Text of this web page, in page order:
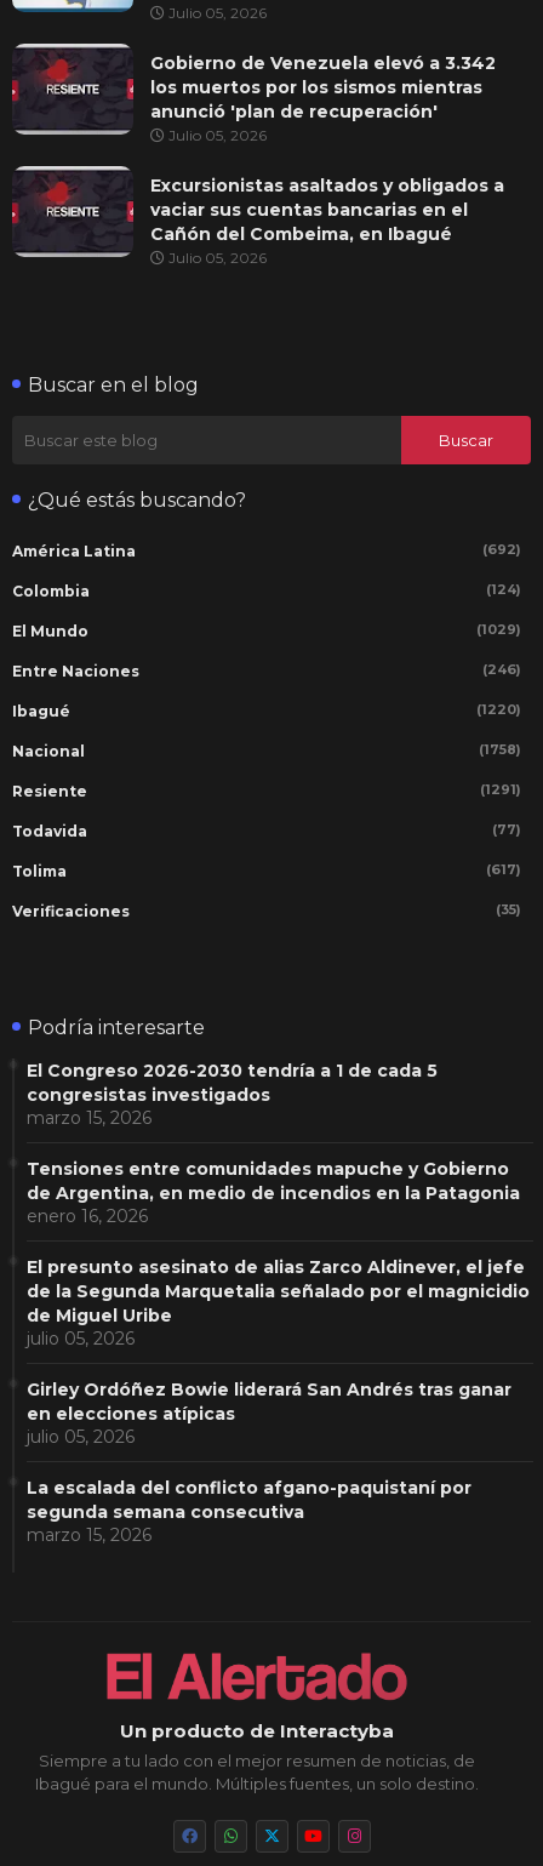
Julio 05, 2026
Gobierno de Venezuela elevó a 3.342
los muertos por los sismos mientras
anunció 'plan de recuperación'
Julio 05, 2026
Excursionistas asaltados y obligados a
vaciar sus cuentas bancarias en el
Cañón del Combeima, en Ibagué
Julio 05, 2026
Buscar en el blog
¿Qué estás buscando?
América Latina (692)
Colombia (124)
El Mundo (1029)
Entre Naciones (246)
Ibagué (1220)
Nacional (1758)
Resiente (1291)
Todavida (77)
Tolima (617)
Verificaciones (35)
Podría interesarte
El Congreso 2026-2030 tendría a 1 de cada 5
congresistas investigados
marzo 15, 2026
Tensiones entre comunidades mapuche y Gobierno
de Argentina, en medio de incendios en la Patagonia
enero 16, 2026
El presunto asesinato de alias Zarco Aldinever, el jefe
de la Segunda Marquetalia señalado por el magnicidio
de Miguel Uribe
julio 05, 2026
Girley Ordóñez Bowie liderará San Andrés tras ganar
en elecciones atípicas
julio 05, 2026
La escalada del conflicto afgano-paquistaní por
segunda semana consecutiva
marzo 15, 2026
Un producto de Interactyba
Siempre a tu lado con el mejor resumen de noticias, de
Ibagué para el mundo. Múltiples fuentes, un solo destino.